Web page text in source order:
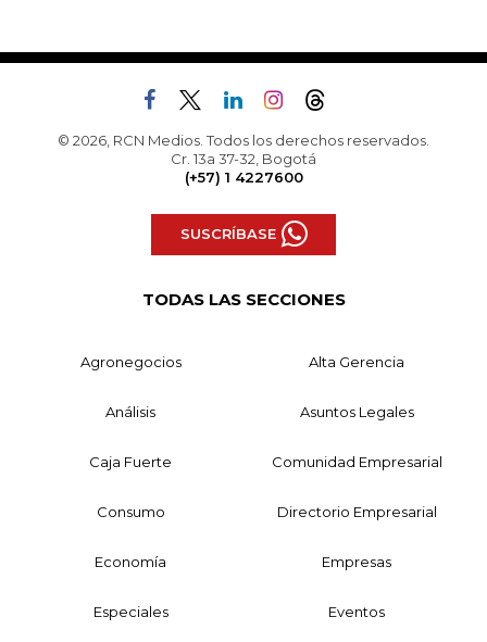
© 2026, RCN Medios. Todos los derechos reservados.
Cr. 13a 37-32, Bogotá
(+57) 1 4227600
SUSCRÍBASE
TODAS LAS SECCIONES
Agronegocios Alta Gerencia
Análisis Asuntos Legales
Caja Fuerte Comunidad Empresarial
Consumo Directorio Empresarial
Economía Empresas
Especiales Eventos